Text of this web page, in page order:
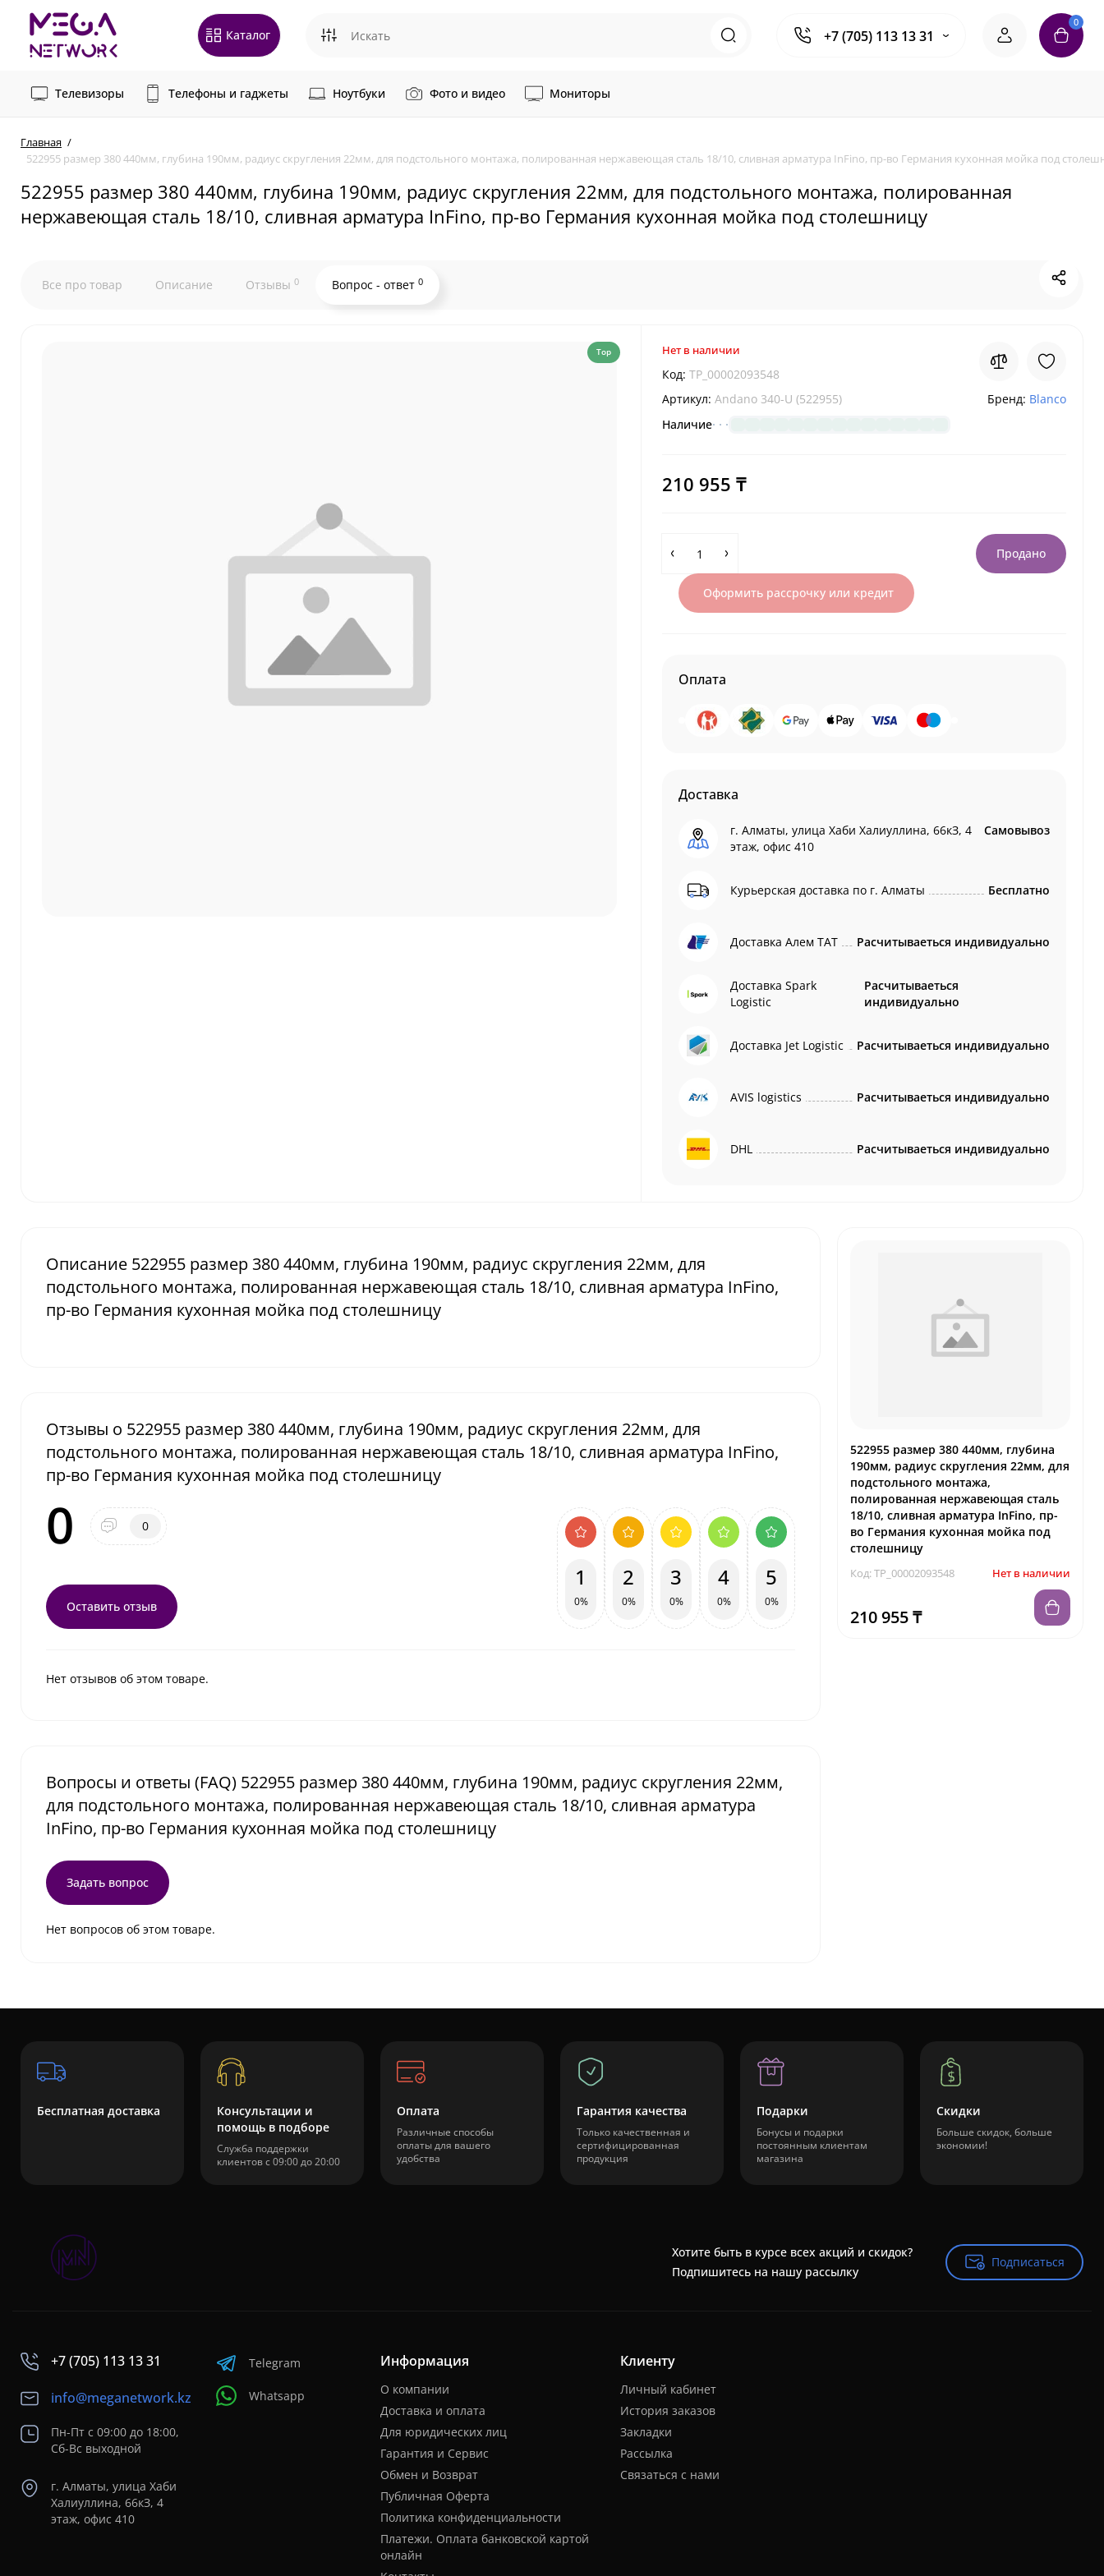
Каталог +7 (705) 113 13 31
0
Телевизоры Телефоны и гаджеты Ноутбуки Фото и видео Мониторы
Главная
522955 размер 380 440мм, глубина 190мм, радиус скругления 22мм, для подстольного монтажа, полированная нержавеющая сталь 18/10, сливная арматура InFino, пр-во Германия кухонная мойка под
522955 размер 380 440мм, глубина 190мм, радиус скругления 22мм, для подстольного монтажа, полированная
нержавеющая сталь 18/10, сливная арматура InFino, пр-во Германия кухонная мойка под столешницу
Все про товар Описание Отзывы 0 Вопрос - ответ 0
Top Нет в наличии
Код: TP_00002093548
Артикул: Andano 340-U (522955)
Наличие
Бренд: Blanco
210 955 ₸
Продано
Оформить рассрочку или кредит
Оплата
Доставка
г. Алматы, улица Хаби Халиуллина, 66кЗ, 4
этаж, офис 410
Самовывоз
Курьерская доставка по г. Алматы Бесплатно
Доставка Алем ТАТ Расчитываеться индивидуально
Доставка Spark
Logistic
Расчитываеться
индивидуально
Доставка Jet Logistic Расчитываеться индивидуально
AVIS logistics Расчитываеться индивидуально
DHL Расчитываеться индивидуально
Описание 522955 размер 380 440мм, глубина 190мм, радиус скругления 22мм, для
подстольного монтажа, полированная нержавеющая сталь 18/10, сливная арматура InFino,
пр-во Германия кухонная мойка под столешницу
Отзывы о 522955 размер 380 440мм, глубина 190мм, радиус скругления 22мм, для
подстольного монтажа, полированная нержавеющая сталь 18/10, сливная арматура InFino,
пр-во Германия кухонная мойка под столешницу
0 0
Оставить отзыв
1
0%
2
0%
3
0%
4
0%
5
0%
Нет отзывов об этом товаре.
Вопросы и ответы (FAQ) 522955 размер 380 440мм, глубина 190мм, радиус скругления 22мм,
для подстольного монтажа, полированная нержавеющая сталь 18/10, сливная арматура
InFino, пр-во Германия кухонная мойка под столешницу
Задать вопрос
Нет вопросов об этом товаре.
522955 размер 380 440мм, глубина
190мм, радиус скругления 22мм, для
подстольного монтажа,
полированная нержавеющая сталь
18/10, сливная арматура InFino, пр-
во Германия кухонная мойка под
столешницу
Код: TP_00002093548 Нет в наличии
210 955 ₸
Бесплатная доставка
Консультации и
помощь в подборе
Служба поддержки
клиентов с 09:00 до 20:00
Оплата
Различные способы
оплаты для вашего
удобства
Гарантия качества
Только качественная и
сертифицированная
продукция
Подарки
Бонусы и подарки
постоянным клиентам
магазина
Скидки
Больше скидок, больше
экономии!
Хотите быть в курсе всех акций и скидок?
Подпишитесь на нашу рассылку
Подписаться
Подписаться
+7 (705) 113 13 31
info@meganetwork.kz
Пн-Пт с 09:00 до 18:00,
Сб-Вс выходной
г. Алматы, улица Хаби
Халиуллина, 66кЗ, 4
этаж, офис 410
Telegram
Whatsapp
Информация
О компании
Доставка и оплата
Для юридических лиц
Гарантия и Сервис
Обмен и Возврат
Публичная Оферта
Политика конфиденциальности
Платежи. Оплата банковской картой
онлайн
Клиенту
Личный кабинет
История заказов
Закладки
Рассылка
Связаться с нами